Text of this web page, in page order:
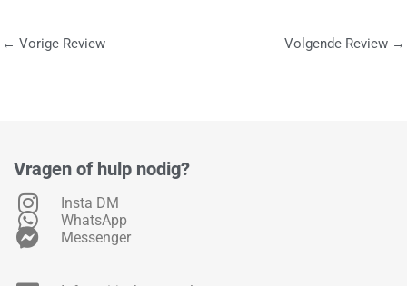
← Vorige Review Volgende Review →
Vragen of hulp nodig?
Insta DM
WhatsApp
Messenger